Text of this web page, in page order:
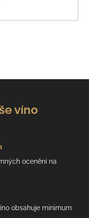
víno
ocenění na
obsahuje minimum